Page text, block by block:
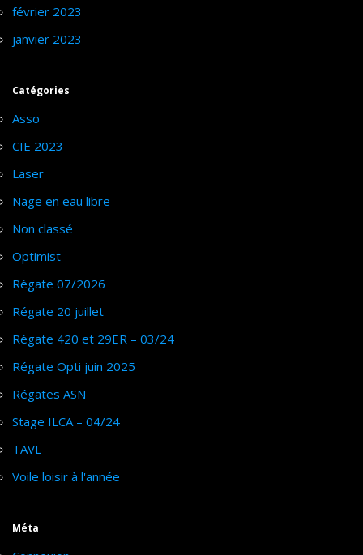
février 2023
janvier 2023
Catégories
Asso
CIE 2023
Laser
Nage en eau libre
Non classé
Optimist
Régate 07/2026
Régate 20 juillet
Régate 420 et 29ER – 03/24
Régate Opti juin 2025
Régates ASN
Stage ILCA – 04/24
TAVL
Voile loisir à l'année
Méta